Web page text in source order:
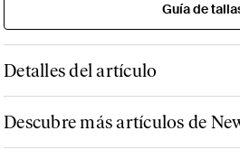
Guía de
Detalles del artículo
Descubre más artículos de